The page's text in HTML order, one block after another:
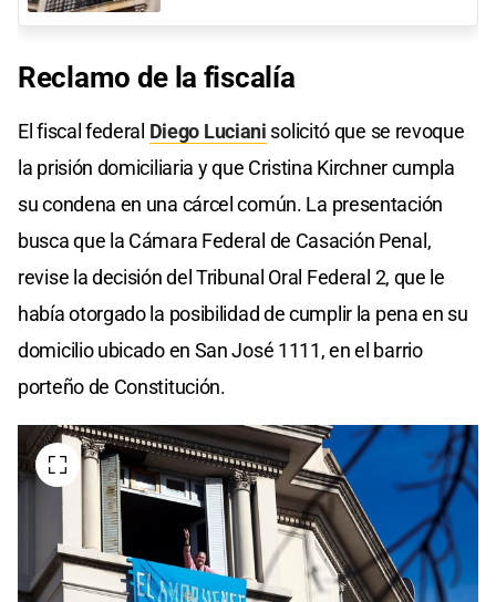
Reclamo de la fiscalía
El fiscal federal Diego Luciani solicitó que se revoque
la prisión domiciliaria y que Cristina Kirchner cumpla
su condena en una cárcel común. La presentación
busca que la Cámara Federal de Casación Penal,
revise la decisión del Tribunal Oral Federal 2, que le
había otorgado la posibilidad de cumplir la pena en su
domicilio ubicado en San José 1111, en el barrio
porteño de Constitución.